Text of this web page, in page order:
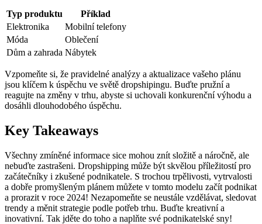
Typ produktu
Příklad
Elektronika
Mobilní telefony
Móda
Oblečení
Dům a zahrada Nábytek
Vzpomeňte si, že pravidelné analýzy a aktualizace vašeho plánu
jsou klíčem k úspěchu ve světě dropshipingu. Buďte pružní a
reagujte na změny v trhu, abyste si uchovali konkurenční výhodu a
dosáhli dlouhodobého úspěchu.
Key Takeaways
Všechny zmíněné informace sice mohou znít složitě a náročně, ale
nebuďte zastrašeni. Dropshipping může být skvělou příležitostí pro
začátečníky i zkušené podnikatele. S trochou trpělivosti, vytrvalosti
a dobře promyšleným plánem můžete v tomto modelu začít podnikat
a prorazit v roce 2024! Nezapomeňte se neustále vzdělávat, sledovat
trendy a měnit strategie podle potřeb trhu. Buďte kreativní a
inovativní. Tak jděte do toho a naplňte své podnikatelské sny!